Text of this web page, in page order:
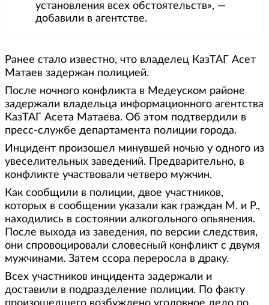
установления всех обстоятельств», —
добавили в агентстве.
Ранее стало известно, что владелец КазТАГ Асет
Матаев задержан полицией.
После ночного конфликта в Медеуском районе
задержали владельца информационного агентства
КазТАГ Асета Матаева. Об этом подтвердили в
пресс-службе департамента полиции города.
Инцидент произошел минувшей ночью у одного из
увеселительных заведений. Предварительно, в
конфликте участвовали четверо мужчин.
Как сообщили в полиции, двое участников,
которых в сообщении указали как граждан М. и Р.,
находились в состоянии алкогольного опьянения.
После выхода из заведения, по версии следствия,
они спровоцировали словесный конфликт с двумя
мужчинами. Затем ссора переросла в драку.
Всех участников инцидента задержали и
доставили в подразделение полиции. По факту